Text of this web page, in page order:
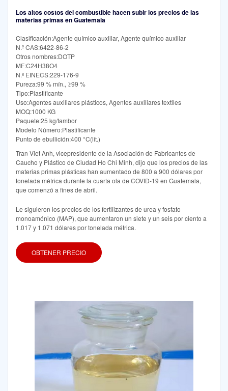
Los altos costos del combustible hacen subir los precios de las
materias primas en Guatemala
Clasificación:Agente químico auxiliar, Agente químico auxiliar
N.º CAS:6422-86-2
Otros nombres:DOTP
MF:C24H38O4
N.º EINECS:229-176-9
Pureza:99 % mín., ≥99 %
Tipo:Plastificante
Uso:Agentes auxiliares plásticos, Agentes auxiliares textiles
MOQ:1000 KG
Paquete:25 kg/tambor
Modelo Número:Plastificante
Punto de ebullición:400 °C(lit.)
Tran Viet Anh, vicepresidente de la Asociación de Fabricantes de
Caucho y Plástico de Ciudad Ho Chi Minh, dijo que los precios de las
materias primas plásticas han aumentado de 800 a 900 dólares por
tonelada métrica durante la cuarta ola de COVID-19 en Guatemala,
que comenzó a fines de abril.
Le siguieron los precios de los fertilizantes de urea y fosfato
monoamónico (MAP), que aumentaron un siete y un seis por ciento a
1.017 y 1.071 dólares por tonelada métrica.
OBTENER PRECIO